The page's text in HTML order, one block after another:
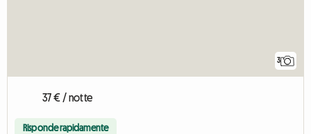
3
37 € / notte
Risponde rapidamente